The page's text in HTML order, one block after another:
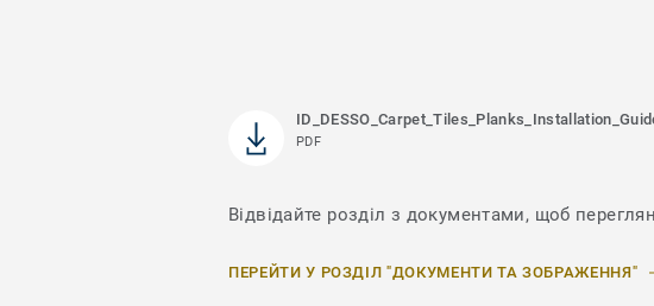
PDF
Відвідайте розділ з документами, щоб
ПЕРЕЙТИ У РОЗДІЛ "ДОКУМЕНТИ ТА ЗОБРАЖЕННЯ"